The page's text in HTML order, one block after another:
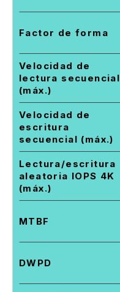
Factor de forma
Velocidad de
lectura secuencial
(máx.)
Velocidad de
escritura
secuencial (máx.)
Lectura/escritura
aleatoria IOPS 4K
(máx.)
MTBF
DWPD